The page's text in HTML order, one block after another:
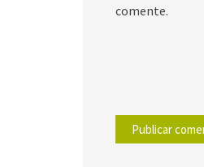
comente.